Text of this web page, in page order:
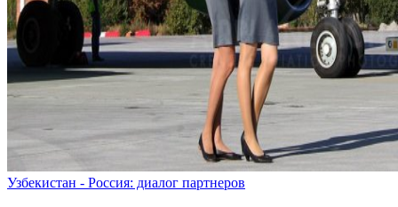
Узбекистан - Россия: диалог партнеров